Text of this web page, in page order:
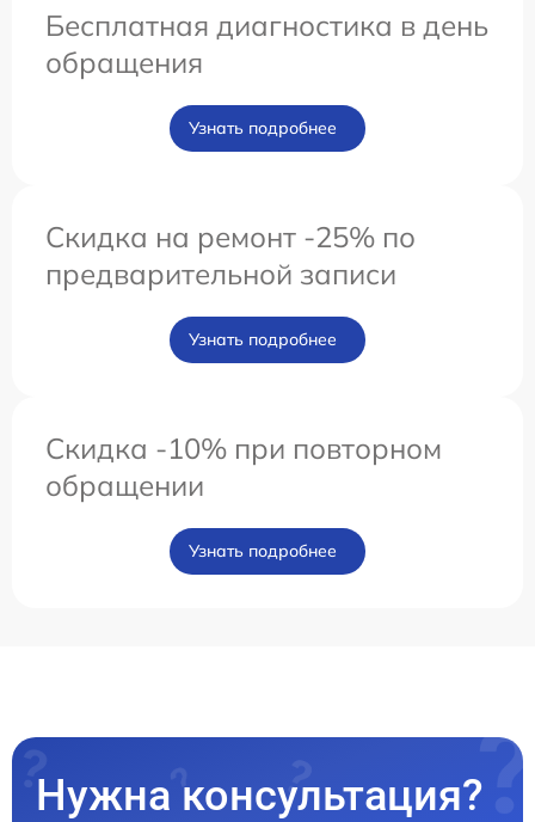
Бесплатная диагностика в день
обращения
Узнать подробнее
Скидка на ремонт -25% по
предварительной записи
Узнать подробнее
Скидка -10% при повторном
обращении
Узнать подробнее
Нужна консультация?